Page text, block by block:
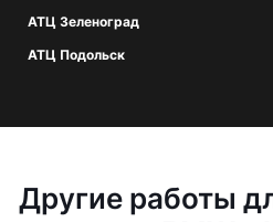
АТЦ Зеленоград
АТЦ Подольск
Другие работы